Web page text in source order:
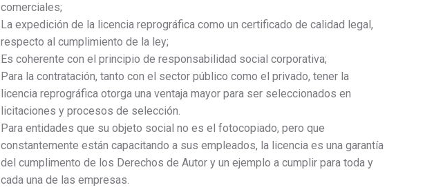
comerciales;
La expedición de la licencia reprográfica como un certificado de calidad legal,
respecto al cumplimiento de la ley;
Es coherente con el principio de responsabilidad social corporativa;
Para la contratación, tanto con el sector público como el privado, tener la
licencia reprográfica otorga una ventaja mayor para ser seleccionados en
licitaciones y procesos de selección.
Para entidades que su objeto social no es el fotocopiado, pero que
constantemente están capacitando a sus empleados, la licencia es una garantía
del cumplimento de los Derechos de Autor y un ejemplo a cumplir para toda y
cada una de las empresas.